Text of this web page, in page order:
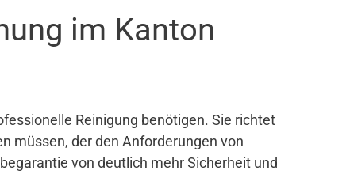
im Kanton
Reinigung benötigen. Sie richtet
müssen, der den Anforderungen von
von deutlich mehr Sicherheit und